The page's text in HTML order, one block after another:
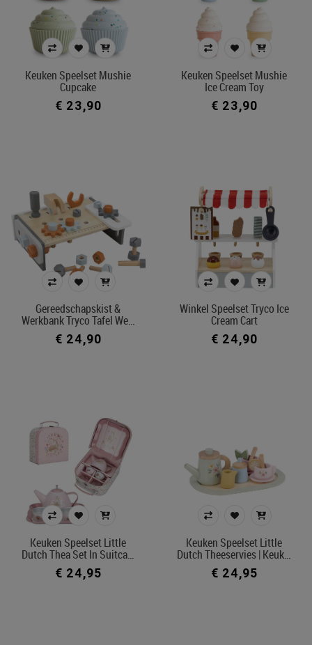
Keuken Speelset Mushie
Cupcake
€ 23,90
Keuken Speelset Mushie
Ice Cream Toy
€ 23,90
Gereedschapskist &
Werkbank Tryco Tafel We…
€ 24,90
Winkel Speelset Tryco Ice
Cream Cart
€ 24,90
Keuken Speelset Little
Dutch Thea Set In Suitca…
€ 24,95
Keuken Speelset Little
Dutch Theeservies | Keuk…
€ 24,95